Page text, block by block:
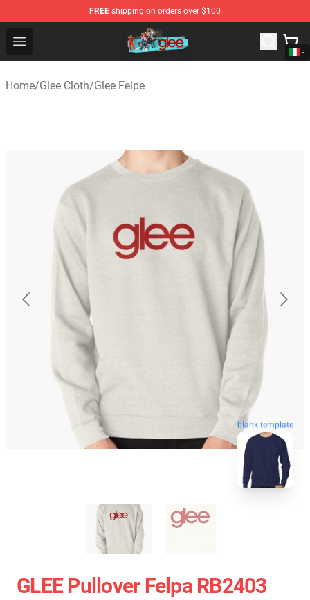
FREE shipping on orders over $100
Open menu
Glee Store - Official Glee Merchandise Shop
Home/Glee Cloth/Glee Felpe
blank template
GLEE Pullover Felpa RB2403